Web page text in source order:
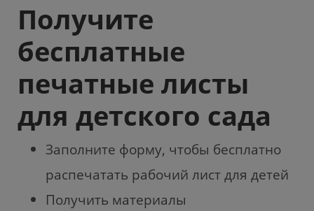
Получите
бесплатные
печатные листы
для детского сада
Заполните форму, чтобы бесплатно
распечатать рабочий лист для детей
Получить материалы